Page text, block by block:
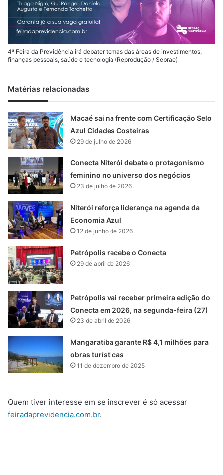
4ª Feira da Previdência irá debater temas das áreas de investimentos,
finanças pessoais, saúde e tecnologia (Reprodução / Sebrae)
Matérias relacionadas
Macaé sai na frente com Certificação Selo
Azul Cidades Costeiras
29 de julho de 2026
Conecta Niterói debate o protagonismo
feminino no universo dos negócios
23 de julho de 2026
Niterói reforça liderança na agenda da
Economia Azul
12 de junho de 2026
Petrópolis recebe o Conecta
29 de abril de 2026
Petrópolis vai receber primeira edição do
Conecta em 2026, na segunda-feira (27)
23 de abril de 2026
Mangaratiba garante R$ 4,1 milhões para
obras turísticas
11 de dezembro de 2025
Quem tiver interesse em se inscrever é só acessar
feiradaprevidencia.com.br.